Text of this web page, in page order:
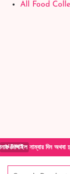
All Food
NEWS
দিন অথবা চ্যাট বক্স